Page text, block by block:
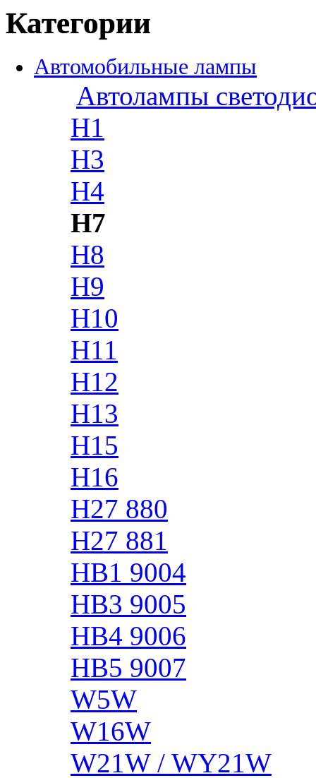
Категории
Автомобильные лампы
Автолампы
H1
H3
H4
H7
H8
H9
H10
H11
H12
H13
H15
H16
H27 880
H27 881
HB1 9004
HB3 9005
HB4 9006
HB5 9007
W5W
W16W
W21W / WY21W